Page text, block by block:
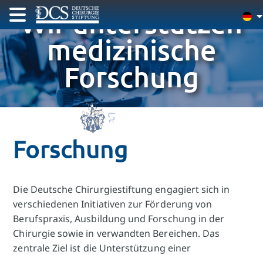
Wir unterstützen
medizinische
Forschung
Forschung
Die Deutsche Chirurgiestiftung engagiert sich in
verschiedenen Initiativen zur Förderung von
Berufspraxis, Ausbildung und Forschung in der
Chirurgie sowie in verwandten Bereichen. Das
zentrale Ziel ist die Unterstützung einer